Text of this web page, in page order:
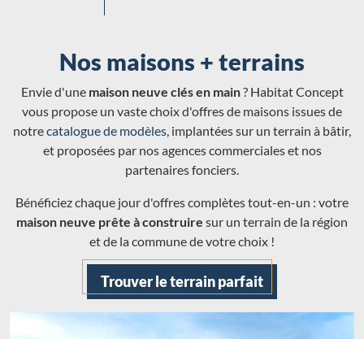
Nos maisons + terrains
Envie d'une maison neuve clés en main? Habitat Concept
vous propose un vaste choix d'offres de maisons issues de
notrecatalogue de modèles, implantées sur un terrain à bâtir,
et proposées par nos agences commerciales et nos
partenaires fonciers.
Bénéficiez chaque jour d'offres complètes tout-en-un : votre
maison neuve prête à construire sur un terrain de la région
et de la commune de votre choix !
Trouver le terrain parfait